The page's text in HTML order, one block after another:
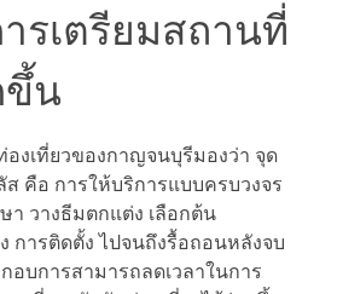
รเตรียมสถานที่
น
องเที่ยวของกาญจนบุรีมองว่า จุด
คือ การให้บริการแบบครบวงจร
า วางธีมตกแต่ง เลือกต้น
การติดตั้ง ไปจนถึงรื้อถอนหลังจบ
อบการสามารถลดเวลาในการ